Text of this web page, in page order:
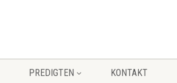
PREDIGTEN KONTAKT